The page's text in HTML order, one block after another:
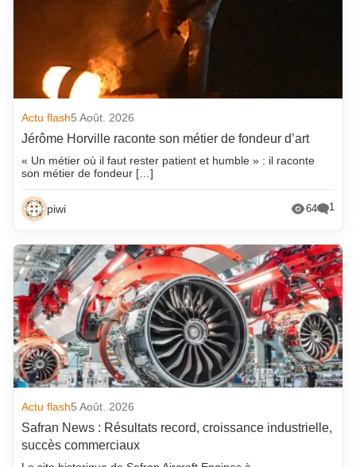
Actu flash5 Août. 2026
Jérôme Horville raconte son métier de fondeur d’art
« Un métier où il faut rester patient et humble » : il raconte
son métier de fondeur […]
piwi 64 1
Actu flash5 Août. 2026
Safran News : Résultats record, croissance industrielle,
succès commerciaux